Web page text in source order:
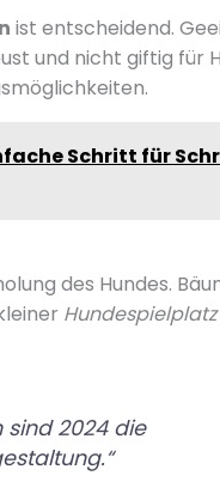
ist entscheidend.
und nicht giftig für
Schritt für
des Hundes.
2024 die